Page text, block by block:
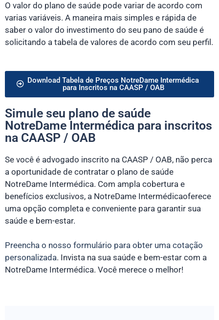
O valor do plano de saúde pode variar de acordo com
varias variáveis. A maneira mais simples e rápida de
saber o valor do investimento do seu pano de saúde é
solicitando a tabela de valores de acordo com seu perfil.
Download Tabela de Preços NotreDame Intermédica
para Inscritos na CAASP / OAB
Simule seu plano de saúde
NotreDame Intermédica para inscritos
na CAASP / OAB
Se você é advogado inscrito na CAASP / OAB, não perca
a oportunidade de contratar o plano de saúde
NotreDame Intermédica. Com ampla cobertura e
benefícios exclusivos, a NotreDame Intermédicaoferece
uma opção completa e conveniente para garantir sua
saúde e bem-estar.
Preencha o nosso formulário para obter uma cotação
personalizada. Invista na sua saúde e bem-estar com a
NotreDame Intermédica. Você merece o melhor!